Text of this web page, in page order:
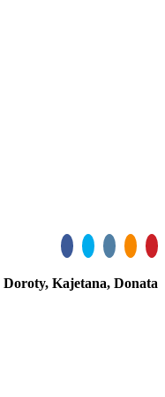
Doroty, Kajetana, Donata